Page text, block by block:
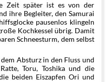
Zeit später ist es von der
ihre Begleiter, den Samurai
pausenlos klingeln
Kochkessel übrig. Damit
Schneesturm, dem selbst
Absturz in den Fluss und
Toru, Toshika und die
beiden Eiszapfen Ori und